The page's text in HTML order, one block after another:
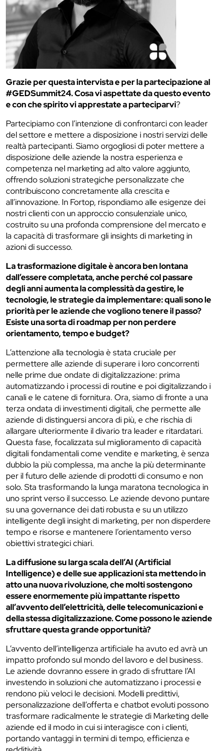
Grazie per questa intervista e per la partecipazione al
#GEDSummit24. Cosa vi aspettate da questo evento
e con che spirito vi apprestate a parteciparvi?
Partecipiamo con l’intenzione di confrontarci con leader
del settore e mettere a disposizione i nostri servizi delle
realtà partecipanti. Siamo orgogliosi di poter mettere a
disposizione delle aziende la nostra esperienza e
competenza nel marketing ad alto valore aggiunto,
offrendo soluzioni strategiche personalizzate che
contribuiscono concretamente alla crescita e
all’innovazione. In Fortop, rispondiamo alle esigenze dei
nostri clienti con un approccio consulenziale unico,
costruito su una profonda comprensione del mercato e
la capacità di trasformare gli insights di marketing in
azioni di successo.
La trasformazione digitale è ancora ben lontana
dall’essere completata, anche perché col passare
degli anni aumenta la complessità da gestire, le
tecnologie, le strategie da implementare: quali sono le
priorità per le aziende che vogliono tenere il passo?
Esiste una sorta di roadmap per non perdere
orientamento, tempo e budget?
L’attenzione alla tecnologia è stata cruciale per
permettere alle aziende di superare i loro concorrenti
nelle prime due ondate di digitalizzazione: prima
automatizzando i processi di routine e poi digitalizzando i
canali e le catene di fornitura. Ora, siamo di fronte a una
terza ondata di investimenti digitali, che permette alle
aziende di distinguersi ancora di più, e che rischia di
allargare ulteriormente il divario tra leader e ritardatari.
Questa fase, focalizzata sul miglioramento di capacità
digitali fondamentali come vendite e marketing, è senza
dubbio la più complessa, ma anche la più determinante
per il futuro delle aziende di prodotti di consumo e non
solo. Sta trasformando la lunga maratona tecnologica in
uno sprint verso il successo. Le aziende devono puntare
su una governance dei dati robusta e su un utilizzo
intelligente degli insight di marketing, per non disperdere
tempo e risorse e mantenere l’orientamento verso
obiettivi strategici chiari.
La diffusione su larga scala dell’AI (Artificial
Intelligence) e delle sue applicazioni sta mettendo in
atto una nuova rivoluzione, che molti sostengono
essere enormemente più impattante rispetto
all’avvento dell’elettricità, delle telecomunicazioni e
della stessa digitalizzazione. Come possono le aziende
sfruttare questa grande opportunità?
L’avvento dell’intelligenza artificiale ha avuto ed avrà un
impatto profondo sul mondo del lavoro e del business.
Le aziende dovranno essere in grado di sfruttare l’AI
investendo in soluzioni che automatizzano i processi e
rendono più veloci le decisioni. Modelli predittivi,
personalizzazione dell’offerta e chatbot evoluti possono
trasformare radicalmente le strategie di Marketing delle
aziende ed il modo in cui si interagisce con i clienti,
portando vantaggi in termini di tempo, efficienza e